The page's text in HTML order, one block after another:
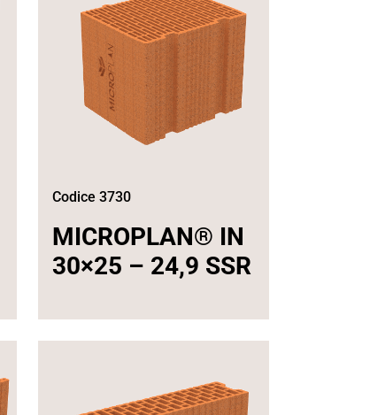
Codice 3730
MICROPLAN® IN
30×25 – 24,9 SSR